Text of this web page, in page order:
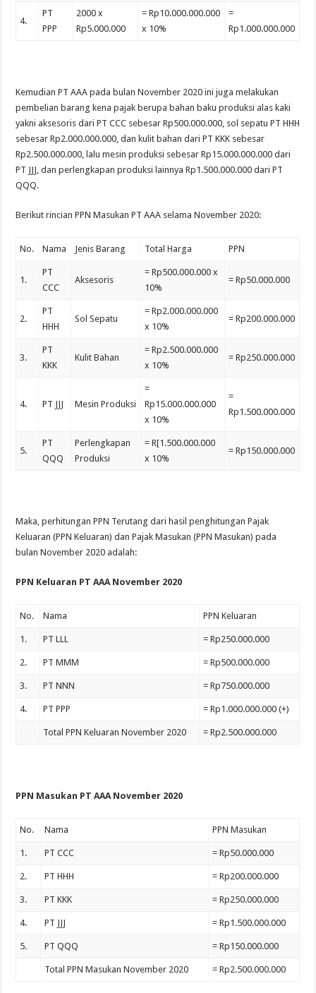
4.
PT
PPP
2000 x
Rp5.000.000
= Rp10.000.000.000
x 10%
=
Rp1.000.000.000
Kemudian PT AAA pada bulan November 2020 ini juga melakukan
pembelian barang kena pajak berupa bahan baku produksi alas kaki
yakni aksesoris dari PT CCC sebesar Rp500.000.000, sol sepatu PT HHH
sebesar Rp2.000.000.000, dan kulit bahan dari PT KKK sebesar
Rp2.500.000.000, lalu mesin produksi sebesar Rp15.000.000.000 dari
PT JJJ, dan perlengkapan produksi lainnya Rp1.500.000.000 dari PT
QQQ.
Berikut rincian PPN Masukan PT AAA selama November 2020:
No. Nama Jenis Barang Total Harga PPN
1.
PT
CCC
Aksesoris
= Rp500.000.000 x
10%
= Rp50.000.000
2.
PT
HHH
Sol Sepatu
= Rp2.000.000.000
x 10%
= Rp200.000.000
3.
PT
KKK
Kulit Bahan
= Rp2.500.000.000
x 10%
= Rp250.000.000
4. PT JJJ Mesin Produksi
=
Rp15.000.000.000
x 10%
=
Rp1.500.000.000
5.
PT
QQQ
Perlengkapan
Produksi
= R[1.500.000.000
x 10%
= Rp150.000.000
Maka, perhitungan PPN Terutang dari hasil penghitungan Pajak
Keluaran (PPN Keluaran) dan Pajak Masukan (PPN Masukan) pada
bulan November 2020 adalah:
PPN Keluaran PT AAA November 2020
No. Nama PPN Keluaran
1. PT LLL = Rp250.000.000
2. PT MMM = Rp500.000.000
3. PT NNN = Rp750.000.000
4. PT PPP = Rp1.000.000.000 (+)
Total PPN Keluaran November 2020 = Rp2.500.000.000
PPN Masukan PT AAA November 2020
No. Nama PPN Masukan
1. PT CCC = Rp50.000.000
2. PT HHH = Rp200.000.000
3. PT KKK = Rp250.000.000
4. PT JJJ = Rp1.500.000.000
5. PT QQQ = Rp150.000.000
Total PPN Masukan November 2020 = Rp2.500.000.000